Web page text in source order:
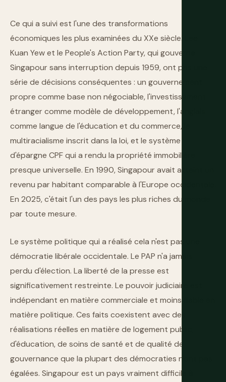
Ce qui a suivi est l'une des transformations
économiques les plus examinées du XXe siècle. Lee
Kuan Yew et le People's Action Party, qui gouverne
Singapour sans interruption depuis 1959, ont pris une
série de décisions conséquentes : un gouvernement
propre comme base non négociable, l'investissement
étranger comme modèle de développement, l'anglais
comme langue de l'éducation et du commerce, le
multiracialisme inscrit dans la loi, et le système
d'épargne CPF qui a rendu la propriété immobilière
presque universelle. En 1990, Singapour avait atteint un
revenu par habitant comparable à l'Europe occidentale.
En 2025, c'était l'un des pays les plus riches du monde
par toute mesure.
Le système politique qui a réalisé cela n'est pas une
démocratie libérale occidentale. Le PAP n'a jamais
perdu d'élection. La liberté de la presse est
significativement restreinte. Le pouvoir judiciaire est
indépendant en matière commerciale et moins fiable en
matière politique. Ces faits coexistent avec des
réalisations réelles en matière de logement public,
d'éducation, de soins de santé et de qualité de
gouvernance que la plupart des démocraties n'ont pas
égalées. Singapour est un pays vraiment difficile à